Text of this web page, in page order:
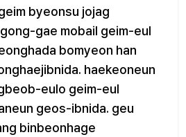
byeonsu jojag
gae mobail geim-eul
bomyeon han
haekeoneun
eulo geim-eul
geos-ibnida. geu
binbeonhage